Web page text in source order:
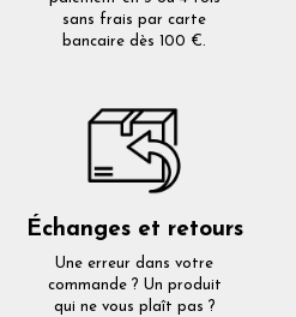
sans frais par carte
bancaire dès 100 €.
Échanges et retours
Une erreur dans votre
commande ? Un produit
qui ne vous plaît pas ?